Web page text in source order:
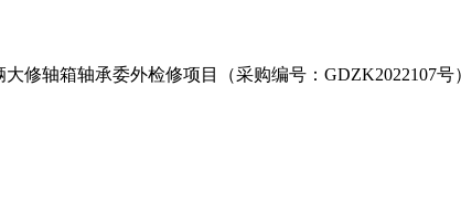
修轴箱轴承委外检修项目（采购编号：GDZK2022107